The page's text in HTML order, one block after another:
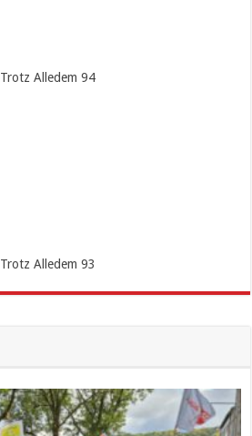
Trotz Alledem 94
Trotz Alledem 93